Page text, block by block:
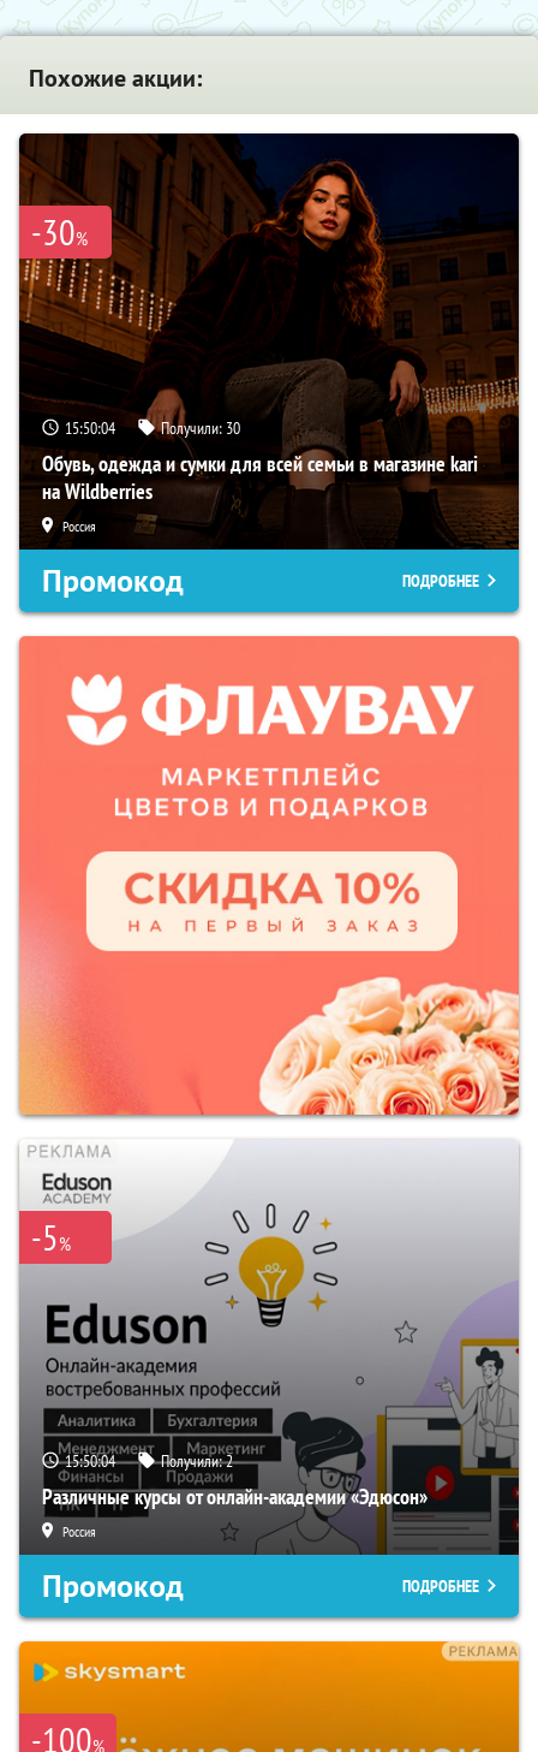
Похожие акции:
-30%
15:50:03 Получили: 30
Обувь, одежда и сумки для всей семьи в магазине kari
на Wildberries
Россия
Промокод ПОДРОБНЕЕ
-5%
15:50:03 Получили:2
Различные курсы от онлайн-академии «Эдюсон»
Россия
Промокод ПОДРОБНЕЕ
-100%